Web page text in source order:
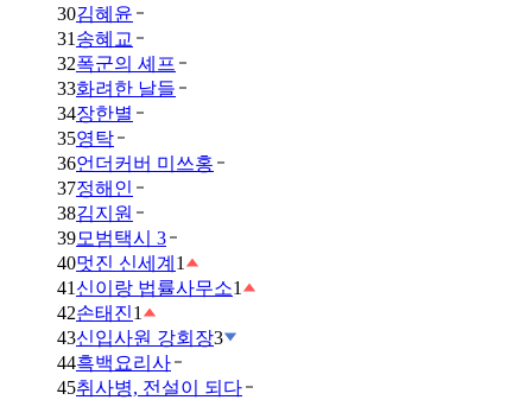
30김혜윤
31 송혜교
32폭군의 셰프
33화려한 날들
34장한별
35영탁
36언더커버 미쓰홍
37정해인
38김지원
39모범택시 3
40멋진 신세계 1
41 신이랑 법률사무소1
42손태진1
43신입사원 강회장3
44흑백요리사
45취사병, 전설이 되다